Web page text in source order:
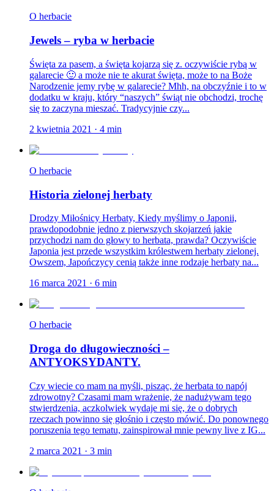
O herbacie
Jewels – ryba w herbacie
Święta za pasem, a święta kojarzą się z. oczywiście rybą w
galarecie 🙂 a może nie te akurat święta, może to na Boże
Narodzenie jemy rybę w galarecie? Mhh, na obczyźnie i to w
dodatku w kraju, który “naszych” świąt nie obchodzi, trochę
się to zaczyna mieszać. Tradycyjnie czy...
2 kwietnia 2021 · 4 min
O herbacie
Historia zielonej herbaty
Drodzy Miłośnicy Herbaty, Kiedy myślimy o Japonii,
prawdopodobnie jedno z pierwszych skojarzeń jakie
przychodzi nam do głowy to herbata, prawda? Oczywiście
Japonia jest przede wszystkim królestwem herbaty zielonej.
Owszem, Japończycy cenią także inne rodzaje herbaty na...
16 marca 2021 · 6 min
O herbacie
Droga do długowieczności –
ANTYOKSYDANTY.
Czy wiecie co mam na myśli, pisząc, że herbata to napój
zdrowotny? Czasami mam wrażenie, że nadużywam tego
stwierdzenia, aczkolwiek wydaje mi się, że o dobrych
rzeczach powinno się głośnio i często mówić. Do ponownego
poruszenia tego tematu, zainspirował mnie pewny live z IG...
2 marca 2021 · 3 min